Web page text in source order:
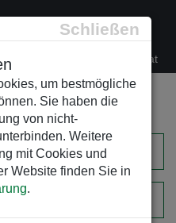
Schließen
um bestmögliche
Sie haben die
von nicht-
Weitere
mit Cookies und
Website finden Sie in
.
37 00 office@leso.at